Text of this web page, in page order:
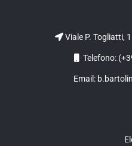
Viale P. Togliatti,
Telefono:
Email: